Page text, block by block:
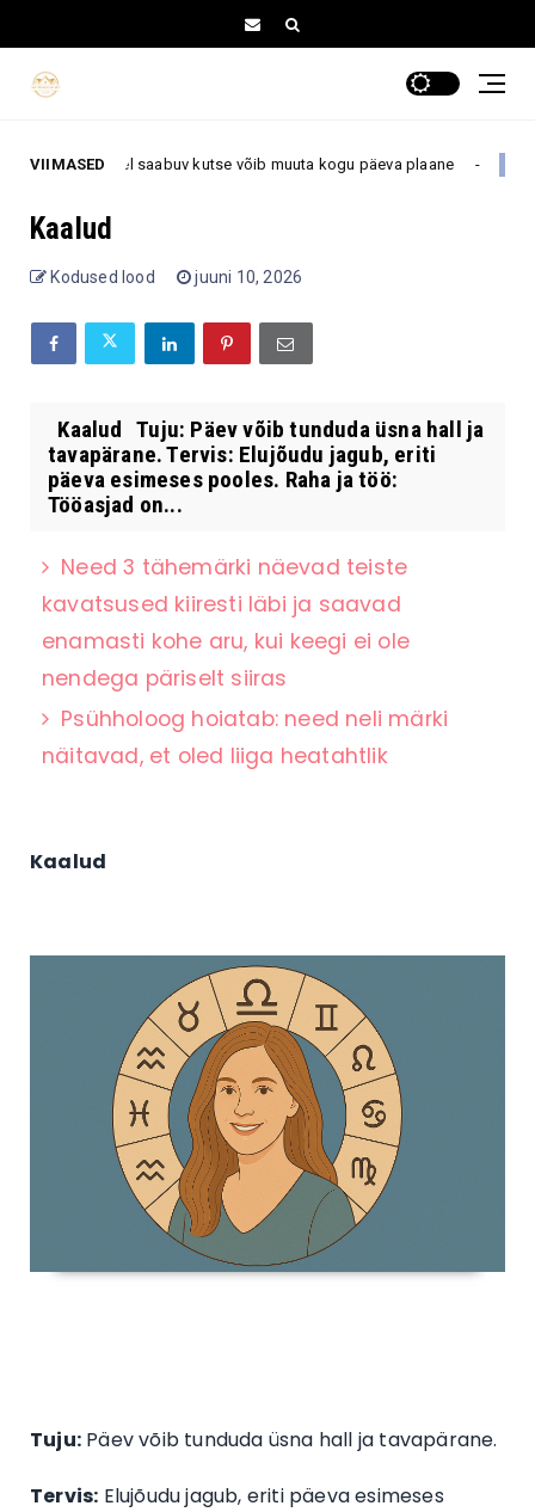
VIIMASED
hetkel saabuv kutse võib muuta kogu päeva plaane
Kaalud
Kodused lood juuni 10, 2026
Kaalud Tuju: Päev võib tunduda üsna hall ja
tavapärane. Tervis: Elujõudu jagub, eriti
päeva esimeses pooles. Raha ja töö:
Tööasjad on...
Need 3 tähemärki näevad teiste
kavatsused kiiresti läbi ja saavad
enamasti kohe aru, kui keegi ei ole
nendega päriselt siiras
Psühholoog hoiatab: need neli märki
näitavad, et oled liiga heatahtlik
Kaalud
Tuju: Päev võib tunduda üsna hall ja tavapärane.
Tervis: Elujõudu jagub, eriti päeva esimeses